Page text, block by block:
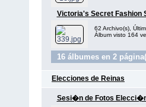
Victoria's Secret Fashion
62 Archivo(s),
Álbum visto 164
16 álbumes en 2
Elecciones de Reinas
Sesi�n de Fotos